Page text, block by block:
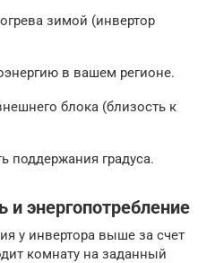
зимой (инвертор
в вашем регионе.
блока (близость к
поддержания градуса.
и энергопотребление
у инвертора выше за счет
комнату на заданный